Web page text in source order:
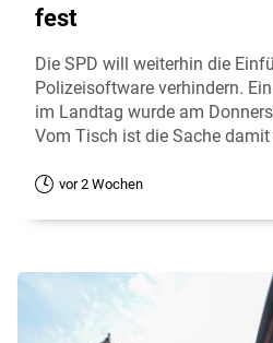
fest
Die SPD will weiterhin die
Polizeisoftware verhindern.
im Landtag wurde am
Vom Tisch ist die Sache
vor 2 Wochen